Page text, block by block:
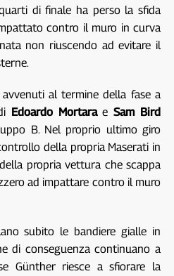
di finale ha perso la sfida
contro il muro in curva
non riuscendo ad evitare il
al termine della fase a
Edoardo MortaraeSam Bird
B. Nel proprio ultimo giro
della propria Maserati in
propria vettura che scappa
ad impattare contro il muro
subito le bandiere gialle in
di conseguenza continuano a
Günther riesce a sfiorare la